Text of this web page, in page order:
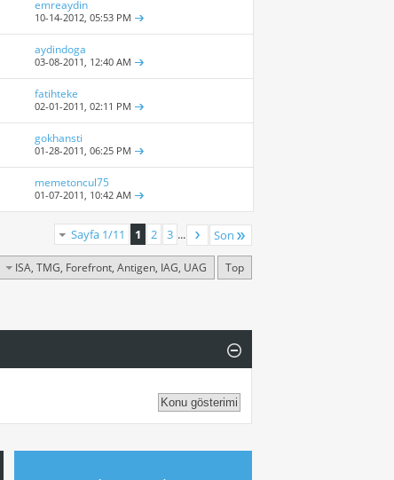
emreaydin
10-14-2012,05:53 PM
aydindoga
03-08-2011, 12:40 AM
fatihteke
02-01-2011,02:11 PM
gokhansti
01-28-2011,06:25 PM
memetoncul75
01-07-2011, 10:42 AM
Sayfa 1/11 1 2 3 ... Son
ISA, TMG, Forefront, Antigen, IAG, UAG Top